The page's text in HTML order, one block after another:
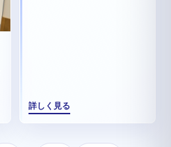
詳しく見る